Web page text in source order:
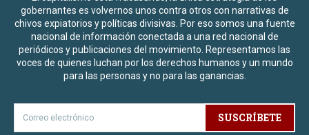
gobernantes es volvernos unos contra otros con narrativas de
chivos expiatorios y políticas divisivas. Por eso somos una fuente
nacional de información conectada a una red nacional de
periódicos y publicaciones del movimiento. Representamos las
voces de quienes luchan por los derechos humanos y un mundo
para las personas y no para las ganancias.
SUSCRÍBETE